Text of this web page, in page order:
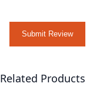
Submit Review
Related Products